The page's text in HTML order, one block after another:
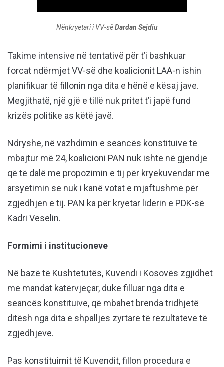
Nënkryetari i VV-sëDardan Sejdiu
Takime intensive në tentativë për t’i bashkuar
forcat ndërmjet VV-së dhe koalicionit LAA-n ishin
planifikuar të fillonin nga dita e hënë e kësaj jave.
Megjithatë, një gjë e tillë nuk pritet t’i japë fund
krizës politike as këtë javë.
Ndryshe, në vazhdimin e seancës konstituive të
mbajtur më 24, koalicioni PAN nuk ishte në gjendje
që të dalë me propozimin e tij për kryekuvendar me
arsyetimin se nuk i kanë votat e mjaftushme për
zgjedhjen e tij. PAN ka për kryetar liderin e PDK-së
Kadri Veselin.
Formimi i institucioneve
Në bazë të Kushtetutës, Kuvendi i Kosovës zgjidhet
me mandat katërvjeçar, duke filluar nga dita e
seancës konstituive, që mbahet brenda tridhjetë
ditësh nga dita e shpalljes zyrtare të rezultateve të
zgjedhjeve.
Pas konstituimit të Kuvendit, fillon procedura e